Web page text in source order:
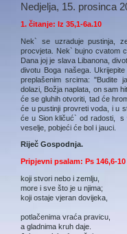
Nedjelja, 15. prosinca
1. čitanje: Iz 35,1-6a.10
Nek` se uzraduje pustinja,
procvjeta. Nek` bujno cvatom
Dana joj je slava Libanona,
divotu Boga našega.
preplašenim srcima: "Budite
dolazi, Božja naplata, on sam
će se gluhih otvoriti, tad će
će u pustinji provreti voda, i u
će u Sion kličuć` od radosti, s
veselje, pobjeći će bol i jauci.
Riječ Gospodnja.
Pripjevni psalam: Ps 146,6-10
koji stvori nebo i zemlju,
more i sve što je u njima;
koji ostaje vjeran dovijeka,
potlačenima vraća pravicu,
a gladnima kruh daje.